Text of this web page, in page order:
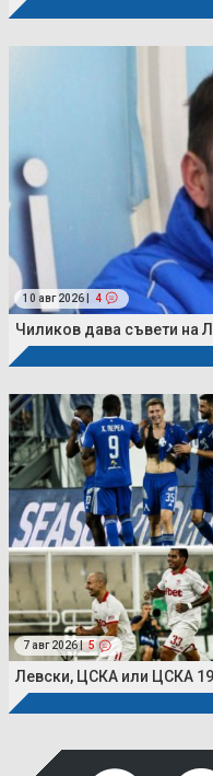
10 авг 2026 | 4
Чиликов дава съвети на
7 авг 2026 | 5
Левски, ЦСКА или ЦСКА